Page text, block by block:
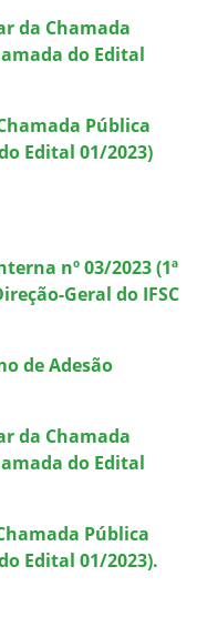
da Chamada
do Edital
Pública
Edital 01/2023)
nº 03/2023 (1ª
Geral do IFSC
de Adesão
da Chamada
do Edital
Pública
Edital 01/2023).